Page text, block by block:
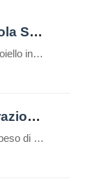
Ventotene: Un’Isola Sospesa tra Storia, Natur
Ventotene, un piccolo gioiello incastonato nel Mar Tirreno, è molto più di una semplice destinazione balneare. È un’isola dove la storia millenaria sussurra tra le rovine romane e le facciate colorate del porto, dove la natura selvaggia si esprime in fondali cristallini e riserve protette, e dove è nato il sogno di un’Europa unita. Un […]
Museo della Migrazione ed Osservatorio Ornitologico
Come fanno uccelli del peso di pochi grammi a raggiungere Ventotene dal Nordafrica, avendo battuto ininterrottamente le ali 15 volte al secondo per oltre 10 ore? Come può una Sterna artica migrare, nel corso della sua vita, per una distanza pari a due volte quella che separa la Luna dalla Terra? E come si orientano, […]